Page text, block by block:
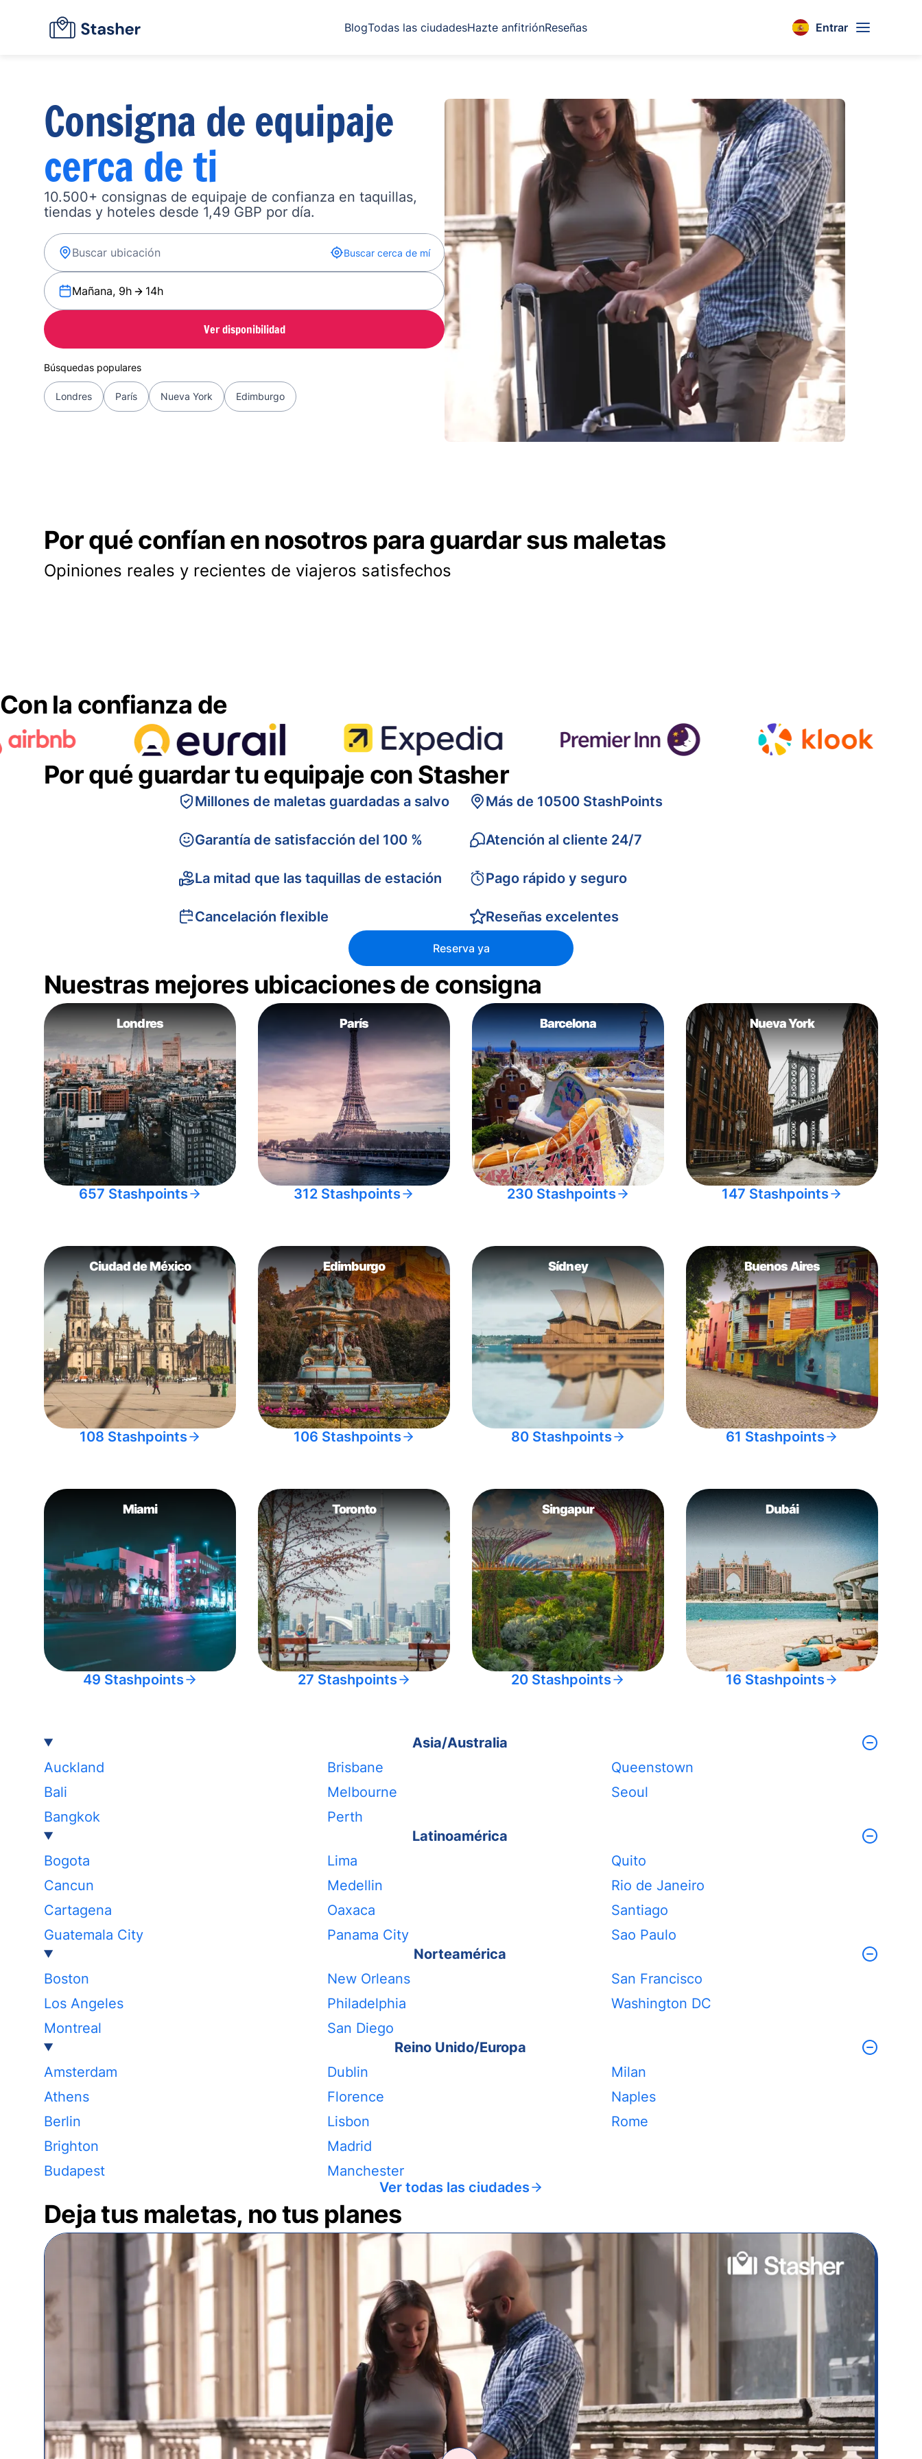
BlogTodas las ciudadesHazte anfitriónReseñas Entrar
Consigna de equipaje
cerca de ti
10.500+ consignas de equipaje de confianza en taquillas,
tiendas y hoteles desde 1,49 GBP por día.
Buscar cerca de mí
Mañana, 9h 14h
Ver disponibilidad
Búsquedas populares
Londres París Nueva York Edimburgo
Por qué confían en nosotros para guardar sus maletas
Opiniones reales y recientes de viajeros satisfechos
Con la confianza de
Por qué guardar tu equipaje con Stasher
Millones de maletas guardadas a salvo
Garantía de satisfacción del 100 %
La mitad que las taquillas de estación
Cancelación flexible
Más de 10500 StashPoints
Atención al cliente 24/7
Pago rápido y seguro
Reseñas excelentes
Reserva ya
Nuestras mejores ubicaciones de consigna
Londres
657 Stashpoints
París
312 Stashpoints
Barcelona
230 Stashpoints
Nueva York
147 Stashpoints
Ciudad de México
108 Stashpoints
Edimburgo
106 Stashpoints
Sídney
80 Stashpoints
Buenos Aires
61 Stashpoints
Miami
49 Stashpoints
Toronto
27 Stashpoints
Singapur
20 Stashpoints
Dubái
16 Stashpoints
Asia/Australia
Auckland
Bali
Bangkok
Brisbane
Melbourne
Perth
Queenstown
Seoul
Latinoamérica
Bogota
Cancun
Cartagena
Guatemala City
Lima
Medellin
Oaxaca
Panama City
Quito
Rio de Janeiro
Santiago
Sao Paulo
Norteamérica
Boston
Los Angeles
Montreal
New Orleans
Philadelphia
San Diego
San Francisco
Washington DC
Reino Unido/Europa
Amsterdam
Athens
Berlin
Brighton
Budapest
Dublin
Florence
Lisbon
Madrid
Manchester
Milan
Naples
Rome
Ver todas las ciudades
Deja tus maletas, no tus planes